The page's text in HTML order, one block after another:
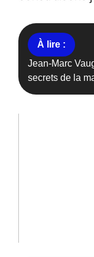
Jean-Marc
secrets de la